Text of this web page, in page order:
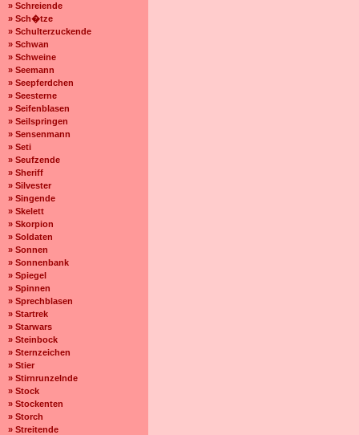
» Schreiende
» Sch�tze
» Schulterzuckende
» Schwan
» Schweine
» Seemann
» Seepferdchen
» Seesterne
» Seifenblasen
» Seilspringen
» Sensenmann
» Seti
» Seufzende
» Sheriff
» Silvester
» Singende
» Skelett
» Skorpion
» Soldaten
» Sonnen
» Sonnenbank
» Spiegel
» Spinnen
» Sprechblasen
» Startrek
» Starwars
» Steinbock
» Sternzeichen
» Stier
» Stirnrunzelnde
» Stock
» Stockenten
» Storch
» Streitende